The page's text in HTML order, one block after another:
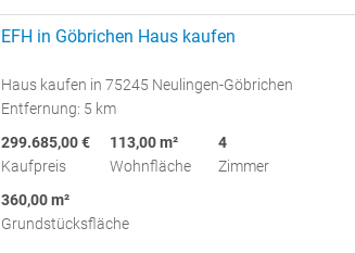
EFH in Göbrichen Haus kaufen
Haus kaufen in 75245 Neulingen-Göbrichen
Entfernung: 5 km
299.685,00 €
Kaufpreis
113,00 m²
Wohnfläche
4
Zimmer
360,00 m²
Grundstücksfläche